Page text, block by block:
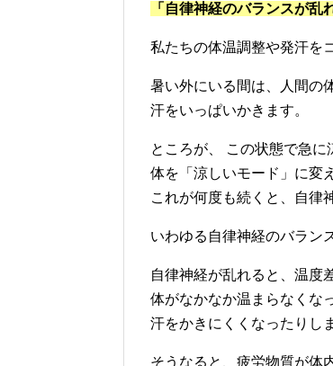
「自律神経のバランスが乱
私たちの体温調整や発汗を
暑い外にいる間は、人間の
汗をいっぱいかきます。
ところが、 この状態で急に
体を「涼しいモード」に変
これが何度も続くと、自律
いわゆる自律神経のバラン
自律神経が乱れると、温度
体がなかなか温まらなくな
汗をかきにくくなったりし
そうなると、疲労物質が体